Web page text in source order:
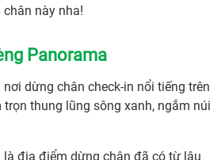
này nha!
Panorama
dừng chân check-in nổi tiếng trên
trọn thung lũng sông xanh, ngắm núi
là địa điểm dừng chân đã có từ lâu